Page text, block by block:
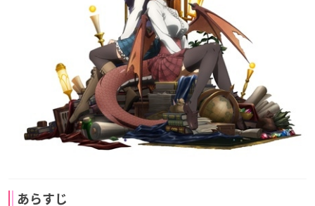
あらすじ